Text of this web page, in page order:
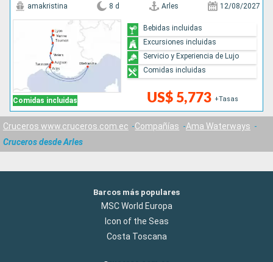
Comidas incluidas
amakristina 8 d Arles 12/08/2027
US$ 5,773 +Tasas
Bebidas incluidas
Excursiones incluidas
Servicio y Experiencia de Lujo
Comidas incluidas
Cruceros www.cruceros.com.ec Compañías
Ama Waterways
Cruceros desde Arles
Barcos más populares
MSC World Europa
Icon of the Seas
Costa Toscana